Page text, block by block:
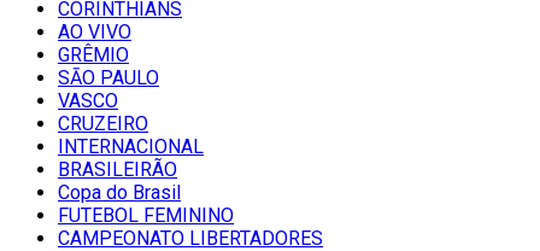
CORINTHIANS
AO VIVO
GRÊMIO
SĀO PAULO
VASCO
CRUZEIRO
INTERNACIONAL
BRASILEIRÃO
Copa do Brasil
FUTEBOL FEMININO
CAMPEONATO LIBERTADORES